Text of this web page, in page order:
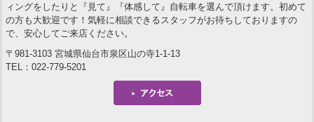
ィングをしたりと『見て』『体感して』自転車を選んで頂けます。初めて
の方も大歓迎です！気軽に相談できるスタッフがお待ちしておりますの
で、安心してご来店ください。
〒981-3103 宮城県仙台市泉区山の寺1-1-13
TEL：022-779-5201